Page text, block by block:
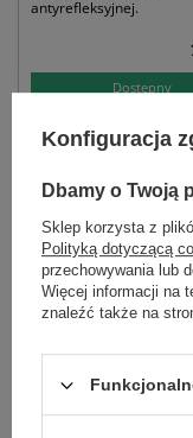
antyrefleksyjnej.
Dostępny
Nożyczki
MAYO-STILLE -
Konfiguracja
Dbamy o Twoją
Sklep korzysta z
Polityką dotyczącą
przechowywania lub
Więcej informacji na
znaleźć także na